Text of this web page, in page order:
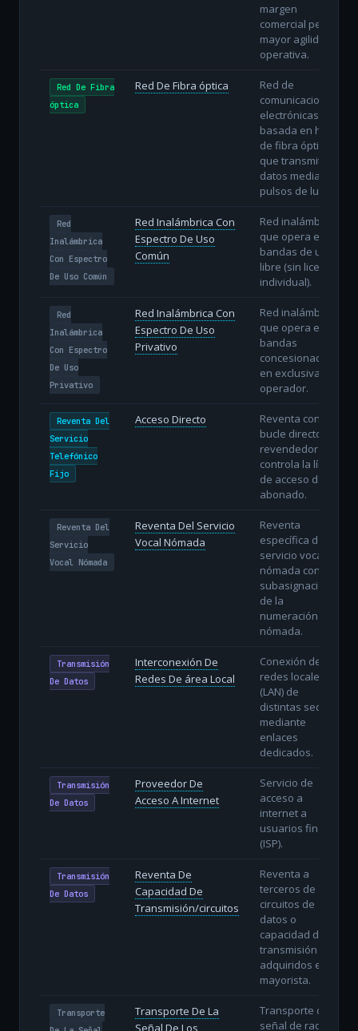
margen
comercial pero
mayor agilidad
operativa.
Red De Fibra
óptica
Red De Fibra óptica
Red de
comunicaciones
electrónicas
basada en hilos
de fibra óptica
que transmiten
datos mediante
pulsos de luz.
Red
Inalámbrica
Con Espectro
De Uso Común
Red Inalámbrica Con
Espectro De Uso
Común
Red inalámbrica
que opera en
bandas de uso
libre (sin licencia
individual).
Red
Inalámbrica
Con Espectro
De Uso
Privativo
Red Inalámbrica Con
Espectro De Uso
Privativo
Red inalámbrica
que opera en
bandas
concesionadas
en exclusiva al
operador.
Reventa Del
Servicio
Telefónico
Fijo
Acceso Directo
Reventa con
bucle directo: el
revendedor
controla la línea
de acceso del
abonado.
Reventa Del
Servicio
Vocal Nómada
Reventa Del Servicio
Vocal Nómada
Reventa
específica del
servicio vocal
nómada con
subasignación
de la
numeración
nómada.
Transmisión
De Datos
Interconexión De
Redes De área Local
Conexión de
redes locales
(LAN) de
distintas sedes
mediante
enlaces
dedicados.
Transmisión
De Datos
Proveedor De
Acceso A Internet
Servicio de
acceso a
internet a
usuarios finales
(ISP).
Transmisión
De Datos
Reventa De
Capacidad De
Transmisión/circuitos
Reventa a
terceros de
circuitos de
datos o
capacidad de
transmisión
adquiridos en
mayorista.
Transporte
Transporte De La
Señal De Los
Transporte de la
señal de radio y